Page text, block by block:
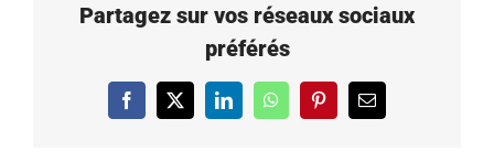
Partagez sur vos réseaux sociaux
préférés
Facebook
X LinkedInWhatsAppPinterestEmail